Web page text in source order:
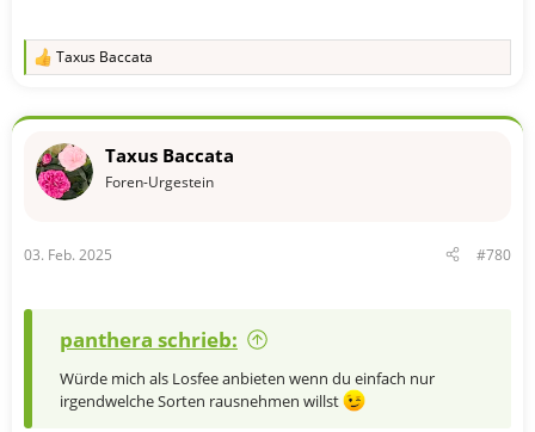
R
k
o
:
Taxus Baccata
Taxus Baccata
Foren-Urgestein
03. Feb. 2025 #780
panthera schrieb:
Würde mich als Losfee anbieten wenn du einfach nur
irgendwelche Sorten rausnehmen willst